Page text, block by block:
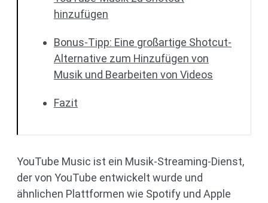
hinzufügen
Bonus-Tipp: Eine großartige Shotcut-
Alternative zum Hinzufügen von
Musik und Bearbeiten von Videos
Fazit
YouTube Music ist ein Musik-Streaming-Dienst,
der von YouTube entwickelt wurde und
ähnlichen Plattformen wie Spotify und Apple